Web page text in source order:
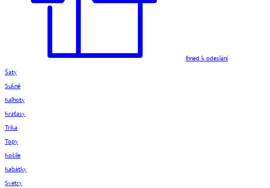
Ihned k odeslání
Šaty
Sukně
Kalhoty
Kraťasy
Trika
Topy
Košile
Kabátky
Svetry